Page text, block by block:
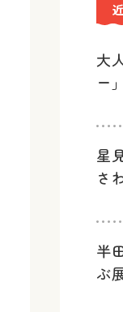
大
ー
星
さ
半
ぶ